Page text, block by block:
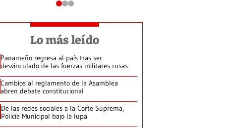
Lo más leído
Panameño regresa al país tras ser
desvinculado de las fuerzas militares rusas
Cambios al reglamento de la Asamblea
abren debate constitucional
De las redes sociales a la Corte Suprema,
Policía Municipal bajo la lupa